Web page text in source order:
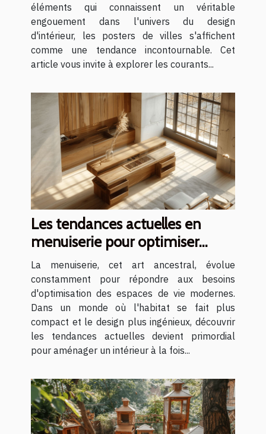
éléments qui connaissent un véritable
engouement dans l'univers du design
d'intérieur, les posters de villes s'affichent
comme une tendance incontournable. Cet
article vous invite à explorer les courants...
Les tendances actuelles en
menuiserie pour optimiser
votre espace
La menuiserie, cet art ancestral, évolue
constamment pour répondre aux besoins
d'optimisation des espaces de vie modernes.
Dans un monde où l'habitat se fait plus
compact et le design plus ingénieux, découvrir
les tendances actuelles devient primordial
pour aménager un intérieur à la fois...